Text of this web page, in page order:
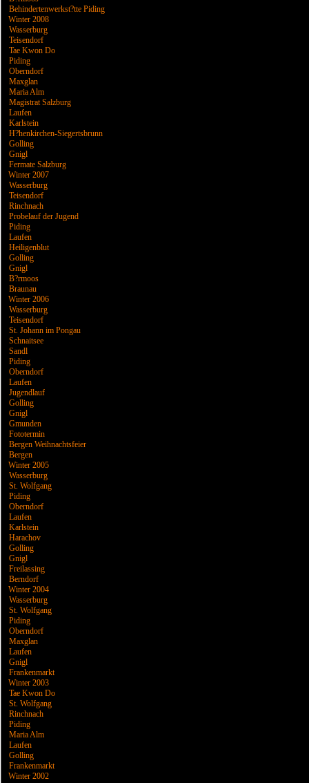
Behindertenwerkst?tte Piding
Winter 2008
Wasserburg
Teisendorf
Tae Kwon Do
Piding
Oberndorf
Maxglan
Maria Alm
Magistrat Salzburg
Laufen
Karlstein
H?henkirchen-Siegertsbrunn
Golling
Gnigl
Fermate Salzburg
Winter 2007
Wasserburg
Teisendorf
Rinchnach
Probelauf der Jugend
Piding
Laufen
Heiligenblut
Golling
Gnigl
B?rmoos
Braunau
Winter 2006
Wasserburg
Teisendorf
St. Johann im Pongau
Schnaitsee
Sandl
Piding
Oberndorf
Laufen
Jugendlauf
Golling
Gnigl
Gmunden
Fototermin
Bergen Weihnachtsfeier
Bergen
Winter 2005
Wasserburg
St. Wolfgang
Piding
Oberndorf
Laufen
Karlstein
Harachov
Golling
Gnigl
Freilassing
Berndorf
Winter 2004
Wasserburg
St. Wolfgang
Piding
Oberndorf
Maxglan
Laufen
Gnigl
Frankenmarkt
Winter 2003
Tae Kwon Do
St. Wolfgang
Rinchnach
Piding
Maria Alm
Laufen
Golling
Frankenmarkt
Winter 2002